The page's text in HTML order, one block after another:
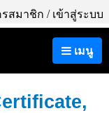
สมาชิก /เข้าสู่ระบบ
เมนู